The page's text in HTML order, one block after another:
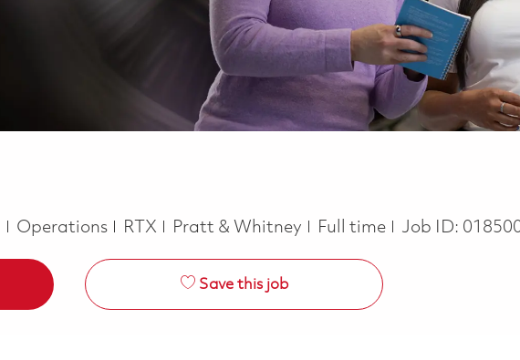
Category
Operations RTX Pratt & Whitney Job Type
Full time Job ID:
Save this job